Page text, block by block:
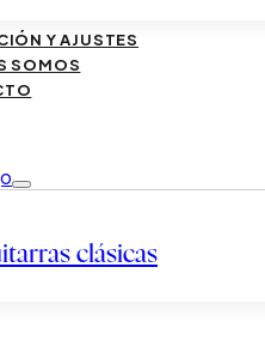
Y AJUSTES
SOMOS
clásicas